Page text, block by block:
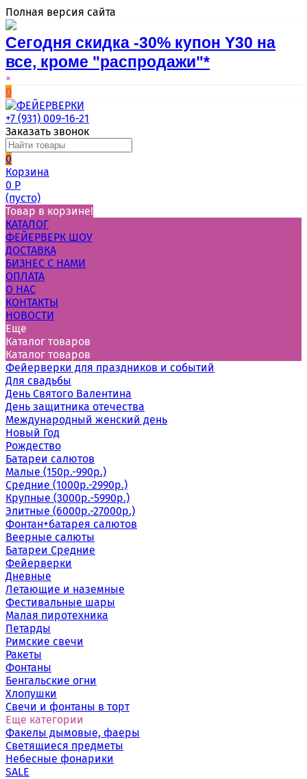
Полная версия сайта
Сегодня скидка -30% купон Y30 на
все, кроме "распродажи"*
×
0
+7 (931) 009-16-21
Заказать звонок
0
Корзина
0 Р
(пусто)
Товар в корзине!
КАТАЛОГ
ФЕЙЕРВЕРК ШОУ
ДОСТАВКА
БИЗНЕС С НАМИ
ОПЛАТА
О НАС
КОНТАКТЫ
НОВОСТИ
Еще
Каталог товаров
Каталог товаров
Фейерверки для праздников и событий
Для свадьбы
День Святого Валентина
День защитника отечества
Международный женский день
Новый Год
Рождество
Батареи салютов
Малые (150р.-990р.)
Cредние (1000р.-2990р.)
Крупные (3000р.-5990р.)
Элитные (6000р.-27000р.)
Фонтан+батарея салютов
Веерные салюты
Батареи Средние
Фейерверки
Дневные
Летающие и наземные
Фестивальные шары
Малая пиротехника
Петарды
Римские свечи
Ракеты
Фонтаны
Бенгальские огни
Хлопушки
Свечи и фонтаны в торт
Еще категории
Факелы дымовые, фаеры
Светящиеся предметы
Небесные фонарики
SALE